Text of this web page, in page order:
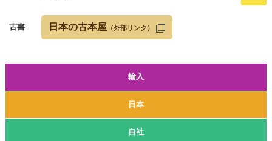
輸入
日本
自社
古書 日本の古本屋 （外部リンク）